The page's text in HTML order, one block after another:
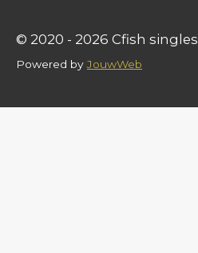
© 2020 - 2026 Cfish singles
Powered byJouwWeb